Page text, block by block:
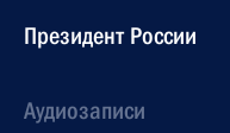
Президент России
Аудиозаписи